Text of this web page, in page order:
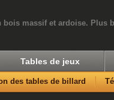
bois massif et ardoise. Plus
Tables de jeux
des tables de billard